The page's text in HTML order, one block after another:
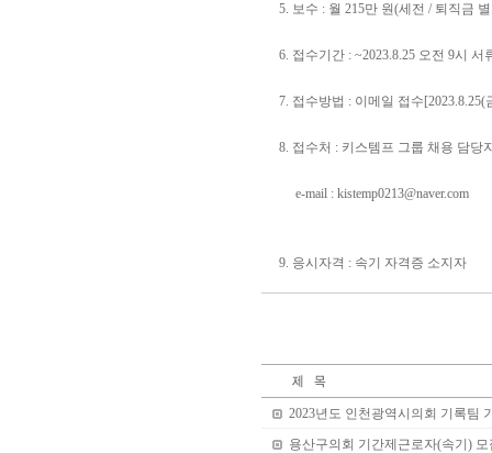
5. 보수 : 월 215만 원(세전 / 퇴직금
6. 접수기간 : ~2023.8.25 오전 9시 서
7. 접수방법 : 이메일 접수
8. 접수처 : 키스템프 그룹 채용 담당
e-mail : kistemp0213@naver.com
9. 응시자격 : 속기 자격증 소지자
2023년도 인천광역시의회 기록팀
용산구의회 기간제근로자(속기) 모